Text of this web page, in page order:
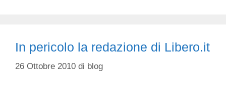
In pericolo la redazione di Libero.it
26 Ottobre 2010 di blog